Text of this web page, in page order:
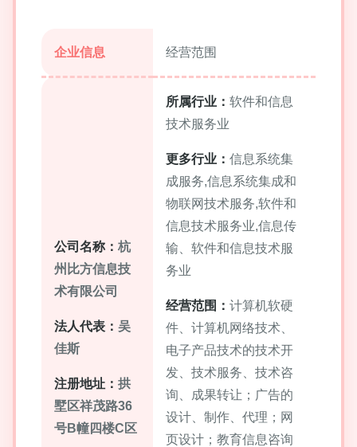
企业信息 经营范围
公司名称： 杭
州比方信息技
术有限公司
法人代表： 吴
佳斯
注册地址： 拱
墅区祥茂路36
号B幢四楼C区
所属行业： 软件和信息
技术服务业
更多行业： 信息系统集
成服务,信息系统集成和
物联网技术服务,软件和
信息技术服务业,信息传
输、软件和信息技术服
务业
经营范围： 计算机软硬
件、计算机网络技术、
电子产品技术的技术开
发、技术服务、技术咨
询、成果转让；广告的
设计、制作、代理；网
页设计；教育信息咨询